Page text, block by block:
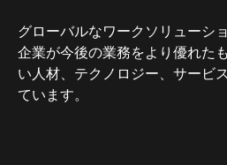
グローバルなワークソリューシ
企業が今後の業務をより優れた
い人材、テクノロジー、サービ
ています。